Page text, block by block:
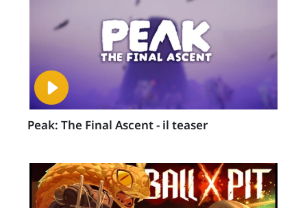
Peak: The Final Ascent - il teaser